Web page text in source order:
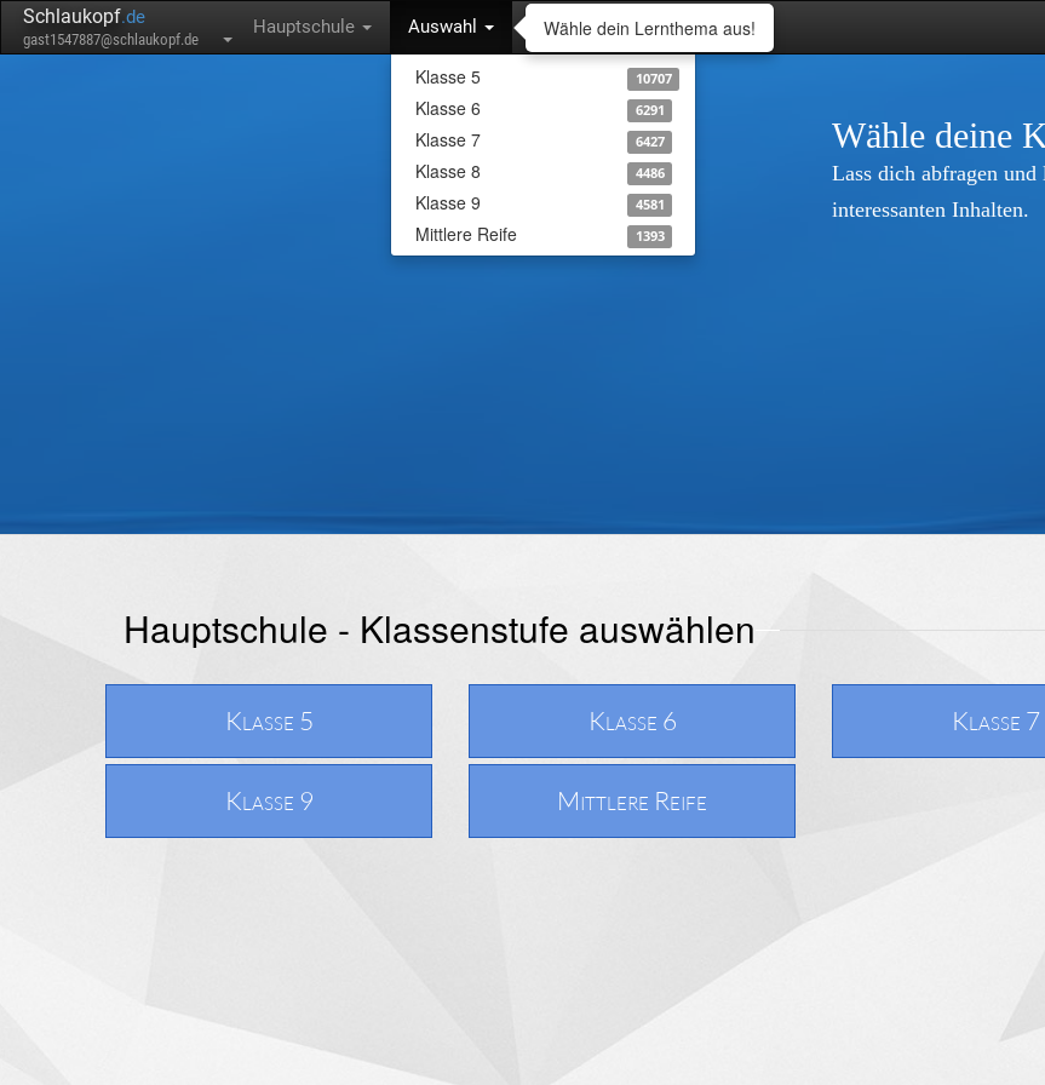
Schlaukopf.de
gast1547887@schlaukopf.de
Hauptschule Auswahl
Klasse 5 10707
Klasse 6 6291
Klasse 7 6427
Klasse 8 4486
Klasse 9 4581
Mittlere Reife 1393
Wähle deine
Lass dich abfragen
interessanten Inhalten.
Hauptschule - Klassenstufe auswählen
Klasse 5 Klasse 6 Klasse 7
Klasse 9 Mittlere Reife
Wähle dein Lernthema aus!